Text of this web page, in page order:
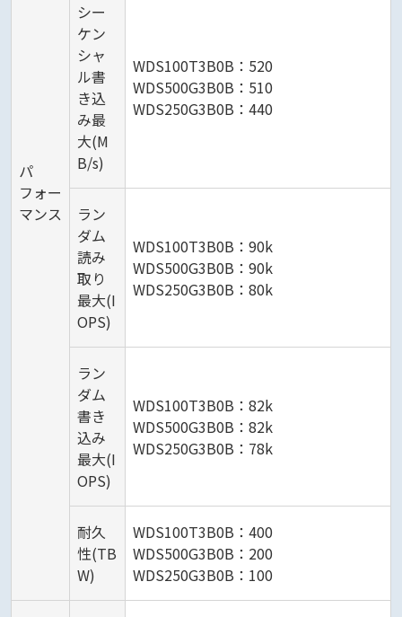
パ
フォー
マンス
シー
ケン
シャ
ル書
き込
み最
大(M
B/s)
WDS100T3B0B：520
WDS500G3B0B：510
WDS250G3B0B：440
ラン
ダム
読み
取り
最大(I
OPS)
WDS100T3B0B：90k
WDS500G3B0B：90k
WDS250G3B0B：80k
ラン
ダム
書き
込み
最大(I
OPS)
WDS100T3B0B：82k
WDS500G3B0B：82k
WDS250G3B0B：78k
耐久
性(TB
W)
WDS100T3B0B：400
WDS500G3B0B：200
WDS250G3B0B：100